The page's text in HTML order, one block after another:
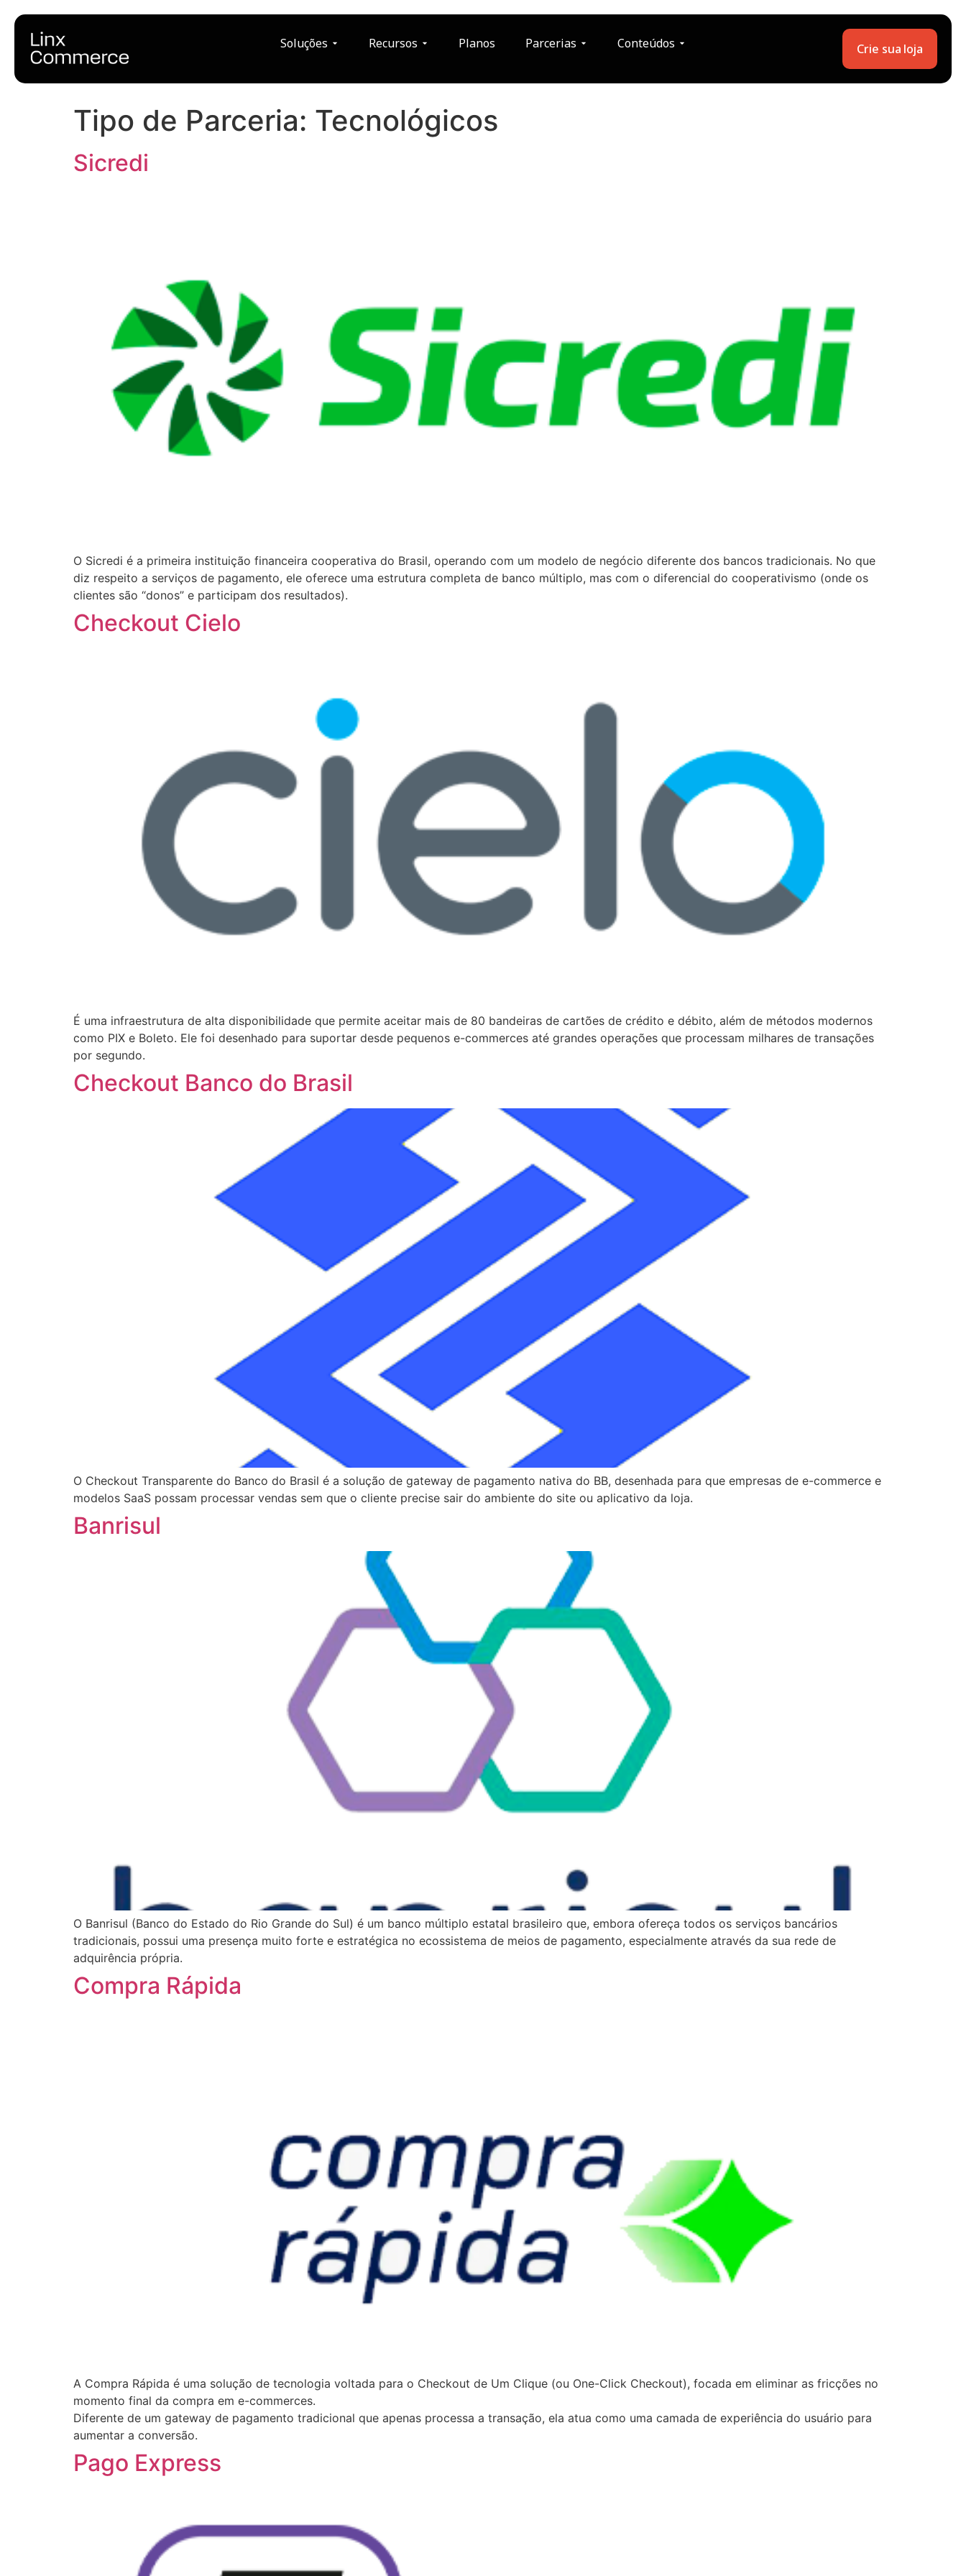
Soluções Recursos Planos Parcerias Conteúdos Crie sua loja
Tipo de Parceria: Tecnológicos
Sicredi
O Sicredi é a primeira instituição financeira cooperativa do Brasil, operando com um modelo de negócio diferente dos bancos tradicionais. No que
diz respeito a serviços de pagamento, ele oferece uma estrutura completa de banco múltiplo, mas com o diferencial do cooperativismo (onde os
clientes são “donos” e participam dos resultados).
Checkout Cielo
É uma infraestrutura de alta disponibilidade que permite aceitar mais de 80 bandeiras de cartões de crédito e débito, além de métodos modernos
como PIX e Boleto. Ele foi desenhado para suportar desde pequenos e-commerces até grandes operações que processam milhares de transações
por segundo.
Checkout Banco do Brasil
O Checkout Transparente do Banco do Brasil é a solução de gateway de pagamento nativa do BB, desenhada para que empresas de e-commerce e
modelos SaaS possam processar vendas sem que o cliente precise sair do ambiente do site ou aplicativo da loja.
Banrisul
O Banrisul (Banco do Estado do Rio Grande do Sul) é um banco múltiplo estatal brasileiro que, embora ofereça todos os serviços bancários
tradicionais, possui uma presença muito forte e estratégica no ecossistema de meios de pagamento, especialmente através da sua rede de
adquirência própria.
Compra Rápida
A Compra Rápida é uma solução de tecnologia voltada para o Checkout de Um Clique (ou One-Click Checkout), focada em eliminar as fricções no
momento final da compra em e-commerces.
Diferente de um gateway de pagamento tradicional que apenas processa a transação, ela atua como uma camada de experiência do usuário para
aumentar a conversão.
Pago Express